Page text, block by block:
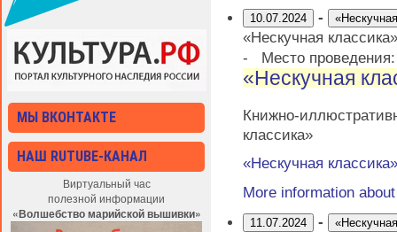
МЫ ВКОНТАКТЕ
НАШ RUTUBE-КАНАЛ
Виртуальный час
полезной информации
«Волшебство марийской вышивки»
10.07.2024 -
«Нескучная классика»
-
Место
«Нескучная
Книжно-
классика»
«Нескучная классика»
More information
11.07.2024 -